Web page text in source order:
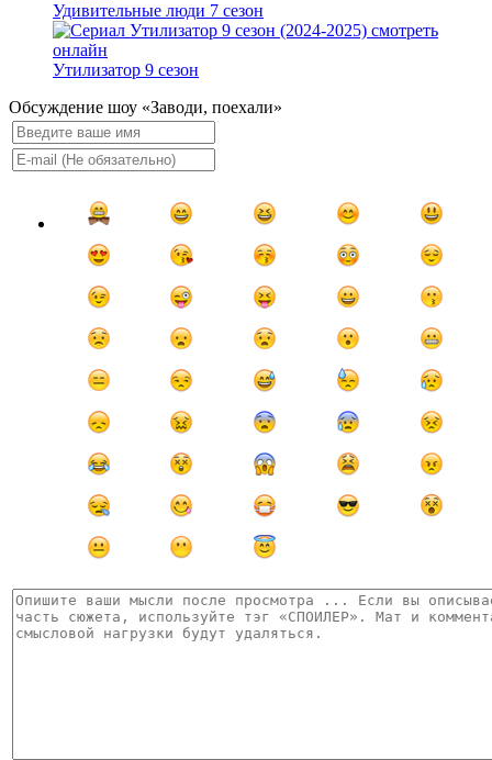
Удивительные люди 7 сезон
Утилизатор 9 сезон
Обсуждение шоу «Заводи, поехали»